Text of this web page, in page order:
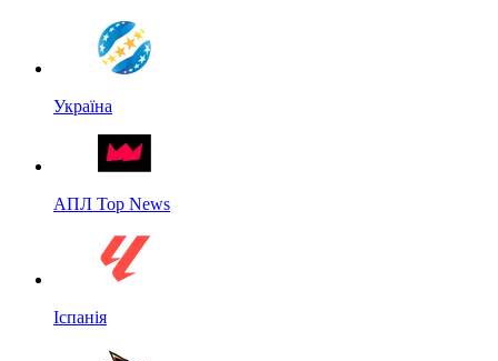
Україна
АПЛ Top News
Іспанія